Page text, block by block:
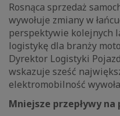
Rosnąca sprzedaż
wywołuje zmiany w
perspektywie kolejnych
logistykę dla branży
Dyrektor Logistyki
wskazuje sześć
elektromobilność
Mniejsze przepływy na